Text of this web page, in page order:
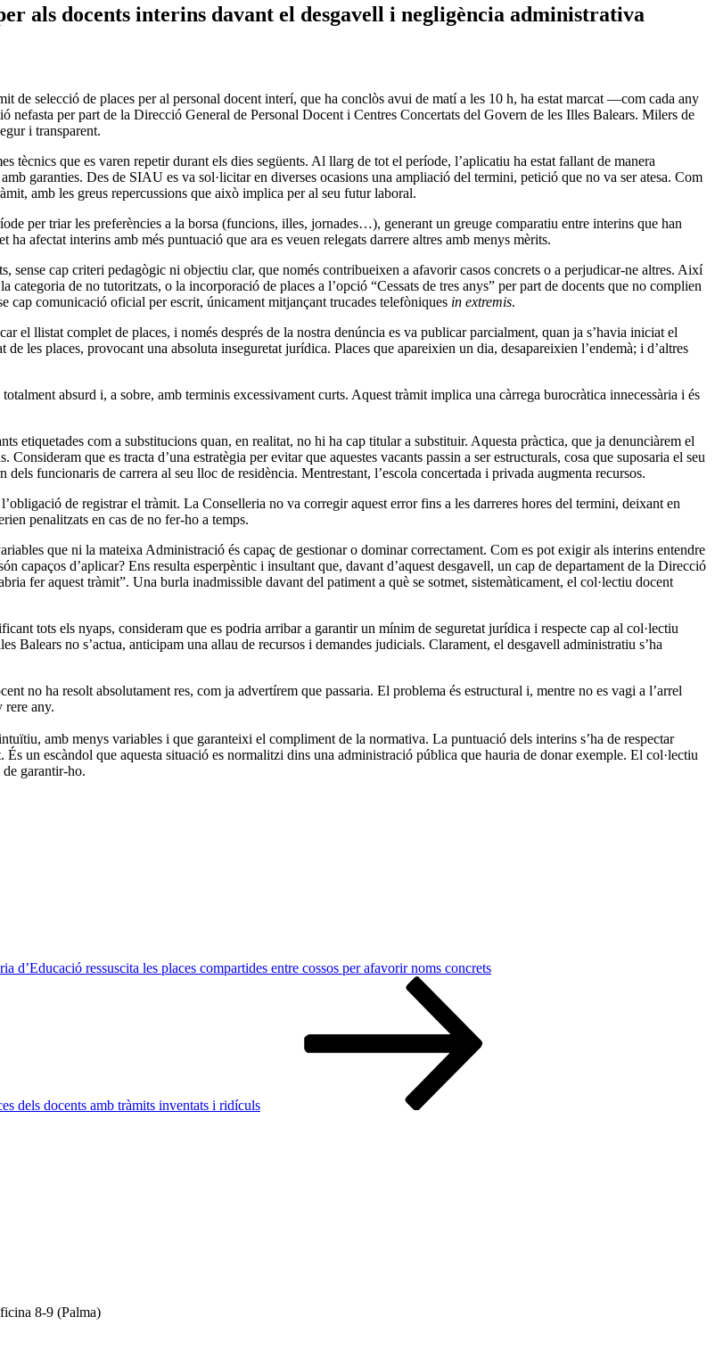
als docents interins davant el desgavell i negligència administrativa
selecció de places per al personal docent interí, que ha conclòs avui de matí a les 10 h, ha estat marcat —com cada any
per part de la Direcció General de Personal Docent i Centres Concertats del Govern de les Illes Balears. Milers de
i transparent.
tècnics que es varen repetir durant els dies següents. Al llarg de tot el període, l’aplicatiu ha estat fallant de manera
garanties. Des de SIAU es va sol·licitar en diverses ocasions una ampliació del termini, petició que no va ser atesa. Com
amb les greus repercussions que això implica per al seu futur laboral.
per triar les preferències a la borsa (funcions, illes, jornades…), generant un greuge comparatiu entre interins que han
afectat interins amb més puntuació que ara es veuen relegats darrere altres amb menys mèrits.
sense cap criteri pedagògic ni objectiu clar, que només contribueixen a afavorir casos concrets o a perjudicar-ne altres. Així
de no tutoritzats, o la incorporació de places a l’opció “Cessats de tres anys” per part de docents que no complien
cap comunicació oficial per escrit, únicament mitjançant trucades telefòniques in extremis.
el llistat complet de places, i només després de la nostra denúncia es va publicar parcialment, quan ja s’havia iniciat el
les places, provocant una absoluta inseguretat jurídica. Places que apareixien un dia, desapareixien l’endemà; i d’altres
absurd i, a sobre, amb terminis excessivament curts. Aquest tràmit implica una càrrega burocràtica innecessària i és
etiquetades com a substitucions quan, en realitat, no hi ha cap titular a substituir. Aquesta pràctica, que ja denunciàrem el
que es tracta d’una estratègia per evitar que aquestes vacants passin a ser estructurals, cosa que suposaria el seu
funcionaris de carrera al seu lloc de residència. Mentrestant, l’escola concertada i privada augmenta recursos.
de registrar el tràmit. La Conselleria no va corregir aquest error fins a les darreres hores del termini, deixant en
penalitzats en cas de no fer-ho a temps.
que ni la mateixa Administració és capaç de gestionar o dominar correctament. Com es pot exigir als interins entendre
capaços d’aplicar? Ens resulta esperpèntic i insultant que, davant d’aquest desgavell, un cap de departament de la Direcció
fer aquest tràmit”. Una burla inadmissible davant del patiment a què se sotmet, sistemàticament, el col·lectiu docent
tots els nyaps, consideram que es podria arribar a garantir un mínim de seguretat jurídica i respecte cap al col·lectiu
Balears no s’actua, anticipam una allau de recursos i demandes judicials. Clarament, el desgavell administratiu s’ha
no ha resolt absolutament res, com ja advertírem que passaria. El problema és estructural i, mentre no es vagi a l’arrel
rere any.
amb menys variables i que garanteixi el compliment de la normativa. La puntuació dels interins s’ha de respectar
un escàndol que aquesta situació es normalitzi dins una administració pública que hauria de donar exemple. El col·lectiu
garantir-ho.
d’Educació ressuscita les places compartides entre cossos per afavorir noms concrets
dels docents amb tràmits inventats i ridículs
8-9 (Palma)